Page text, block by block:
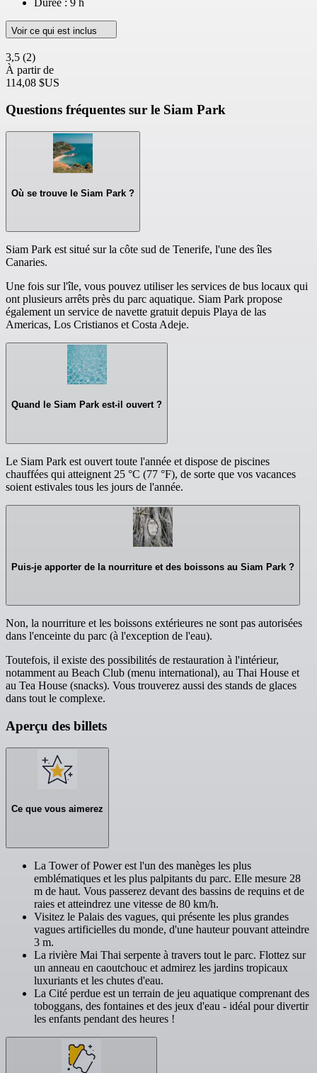
Voir ce qui est inclus
3,5 (2)
À partir de
114,08 $US
Questions fréquentes sur le Siam Park
Où se trouve le Siam Park ?
Siam Park est situé sur la côte sud de Tenerife, l'une des îles
Canaries.
Une fois sur l'île, vous pouvez utiliser les services de bus locaux qui
ont plusieurs arrêts près du parc aquatique. Siam Park propose
également un service de navette gratuit depuis Playa de las
Americas, Los Cristianos et Costa Adeje.
Quand le Siam Park est-il ouvert ?
Le Siam Park est ouvert toute l'année et dispose de piscines
chauffées qui atteignent 25 °C (77 °F), de sorte que vos vacances
soient estivales tous les jours de l'année.
Puis-je apporter de la nourriture et des boissons au Siam Park ?
Non, la nourriture et les boissons extérieures ne sont pas autorisées
dans l'enceinte du parc (à l'exception de l'eau).
Toutefois, il existe des possibilités de restauration à l'intérieur,
notamment au Beach Club (menu international), au Thai House et
au Tea House (snacks). Vous trouverez aussi des stands de glaces
dans tout le complexe.
Aperçu des billets
Ce que vous aimerez
La Tower of Power est l'un des manèges les plus
emblématiques et les plus palpitants du parc. Elle mesure 28
m de haut. Vous passerez devant des bassins de requins et de
raies et atteindrez une vitesse de 80 km/h.
Visitez le Palais des vagues, qui présente les plus grandes
vagues artificielles du monde, d'une hauteur pouvant atteindre
3 m.
La rivière Mai Thai serpente à travers tout le parc. Flottez sur
un anneau en caoutchouc et admirez les jardins tropicaux
luxuriants et les chutes d'eau.
La Cité perdue est un terrain de jeu aquatique comprenant des
toboggans, des fontaines et des jeux d'eau - idéal pour divertir
les enfants pendant des heures !